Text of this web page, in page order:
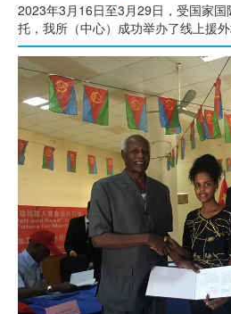
2023年3月16日至3月29日，受国家
托，我所（中心）成功举办了线上援
于清洁能源的电气化模式研修班，这
期国际培训/研修项目。来自柬埔寨、
古、菲律宾、坦桑尼亚、赞比亚等7个
专家及企业代表在线参加了为期14天